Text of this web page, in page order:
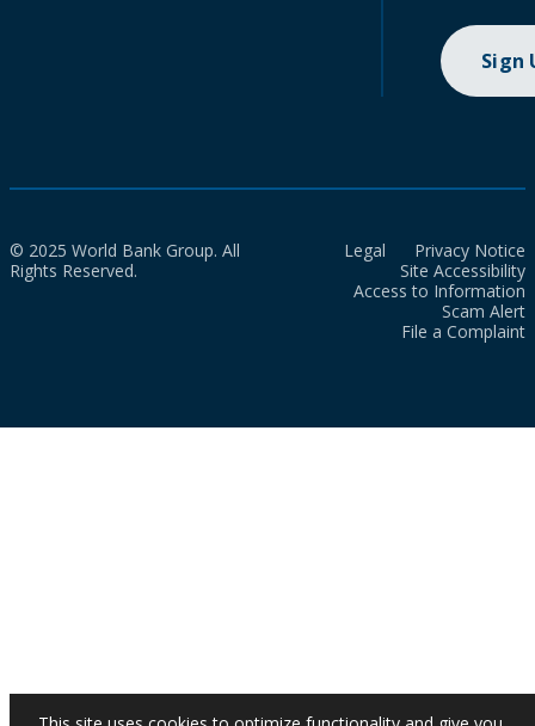
Sign
© 2025 World Bank Group. All
Rights Reserved.
Legal
Privacy Notice
Site Accessibility
Access to Information
Scam Alert
File a Complaint